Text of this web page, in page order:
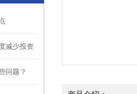
减少投资
问题？